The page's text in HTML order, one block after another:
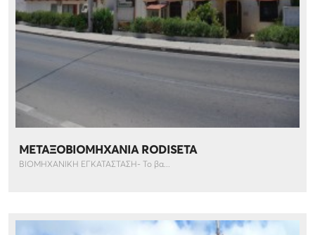
ΜΕΤΑΞΟΒΙΟΜΗΧΑΝΙΑ RODISETA
ΒΙΟΜΗΧΑΝΙΚΗ ΕΓΚΑΤΑΣΤΑΣΗ- Το βα...